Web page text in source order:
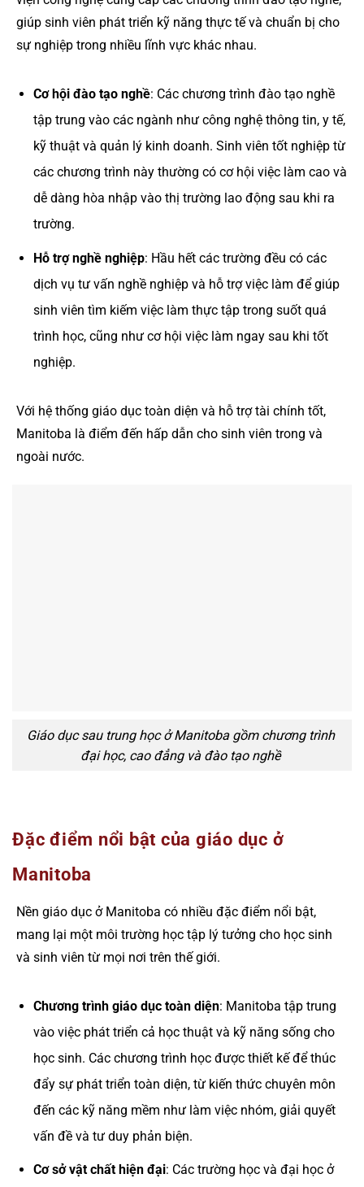
giúp sinh viên phát triển kỹ năng thực tế và chuẩn bị cho
sự nghiệp trong nhiều lĩnh vực khác nhau.
Cơ hội đào tạo nghề: Các chương trình đào tạo nghề
tập trung vào các ngành như công nghệ thông tin, y tế,
kỹ thuật và quản lý kinh doanh. Sinh viên tốt nghiệp từ
các chương trình này thường có cơ hội việc làm cao và
dễ dàng hòa nhập vào thị trường lao động sau khi ra
trường.
Hỗ trợ nghề nghiệp: Hầu hết các trường đều có các
dịch vụ tư vấn nghề nghiệp và hỗ trợ việc làm để giúp
sinh viên tìm kiếm việc làm thực tập trong suốt quá
trình học, cũng như cơ hội việc làm ngay sau khi tốt
nghiệp.
Với hệ thống giáo dục toàn diện và hỗ trợ tài chính tốt,
Manitoba là điểm đến hấp dẫn cho sinh viên trong và
ngoài nước.
Giáo dục sau trung học ở Manitoba gồm chương trình
đại học, cao đẳng và đào tạo nghề
Đặc điểm nổi bật của giáo dục ở
Manitoba
Nền giáo dục ở Manitoba có nhiều đặc điểm nổi bật,
mang lại một môi trường học tập lý tưởng cho học sinh
và sinh viên từ mọi nơi trên thế giới.
Chương trình giáo dục toàn diện: Manitoba tập trung
vào việc phát triển cả học thuật và kỹ năng sống cho
học sinh. Các chương trình học được thiết kế để thúc
đẩy sự phát triển toàn diện, từ kiến thức chuyên môn
đến các kỹ năng mềm như làm việc nhóm, giải quyết
vấn đề và tư duy phản biện.
Cơ sở vật chất hiện đại: Các trường học và đại học ở